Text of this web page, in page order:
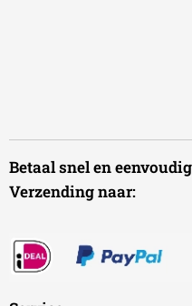
Betaal snel en
Verzending naar: